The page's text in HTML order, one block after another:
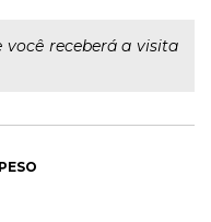
você receberá a visita